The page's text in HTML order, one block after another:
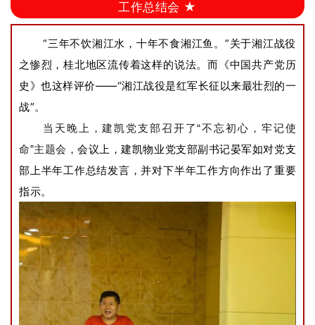
工作总结会 ★
“三年不饮湘江水，十年不食湘江鱼。”关于湘江战役
之惨烈，桂北地区流传着这样的说法。而《中国共产党历
史》也这样评价——“湘江战役是红军长征以来最壮烈的一
战”。
当天晚上，建凯党支部召开了“不忘初心，牢记使
命”主题会，会议上，建凯物业党支部副书记晏军如对党支
部上半年工作总结发言，并对下半年工作方向作出了重要
指示。